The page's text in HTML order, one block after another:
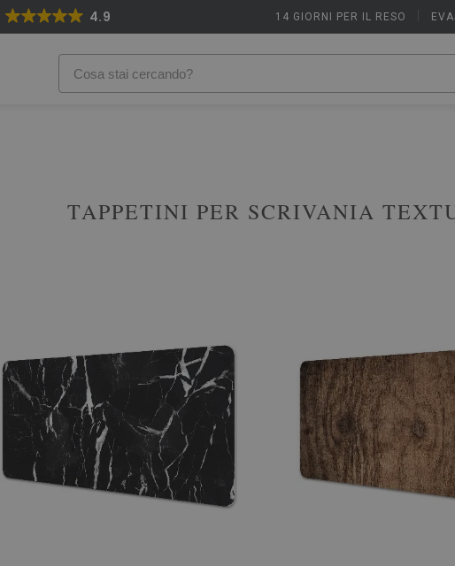
14 GIORNI PER IL RESO
4.9
TAPPETINI PER SCRIVANIA